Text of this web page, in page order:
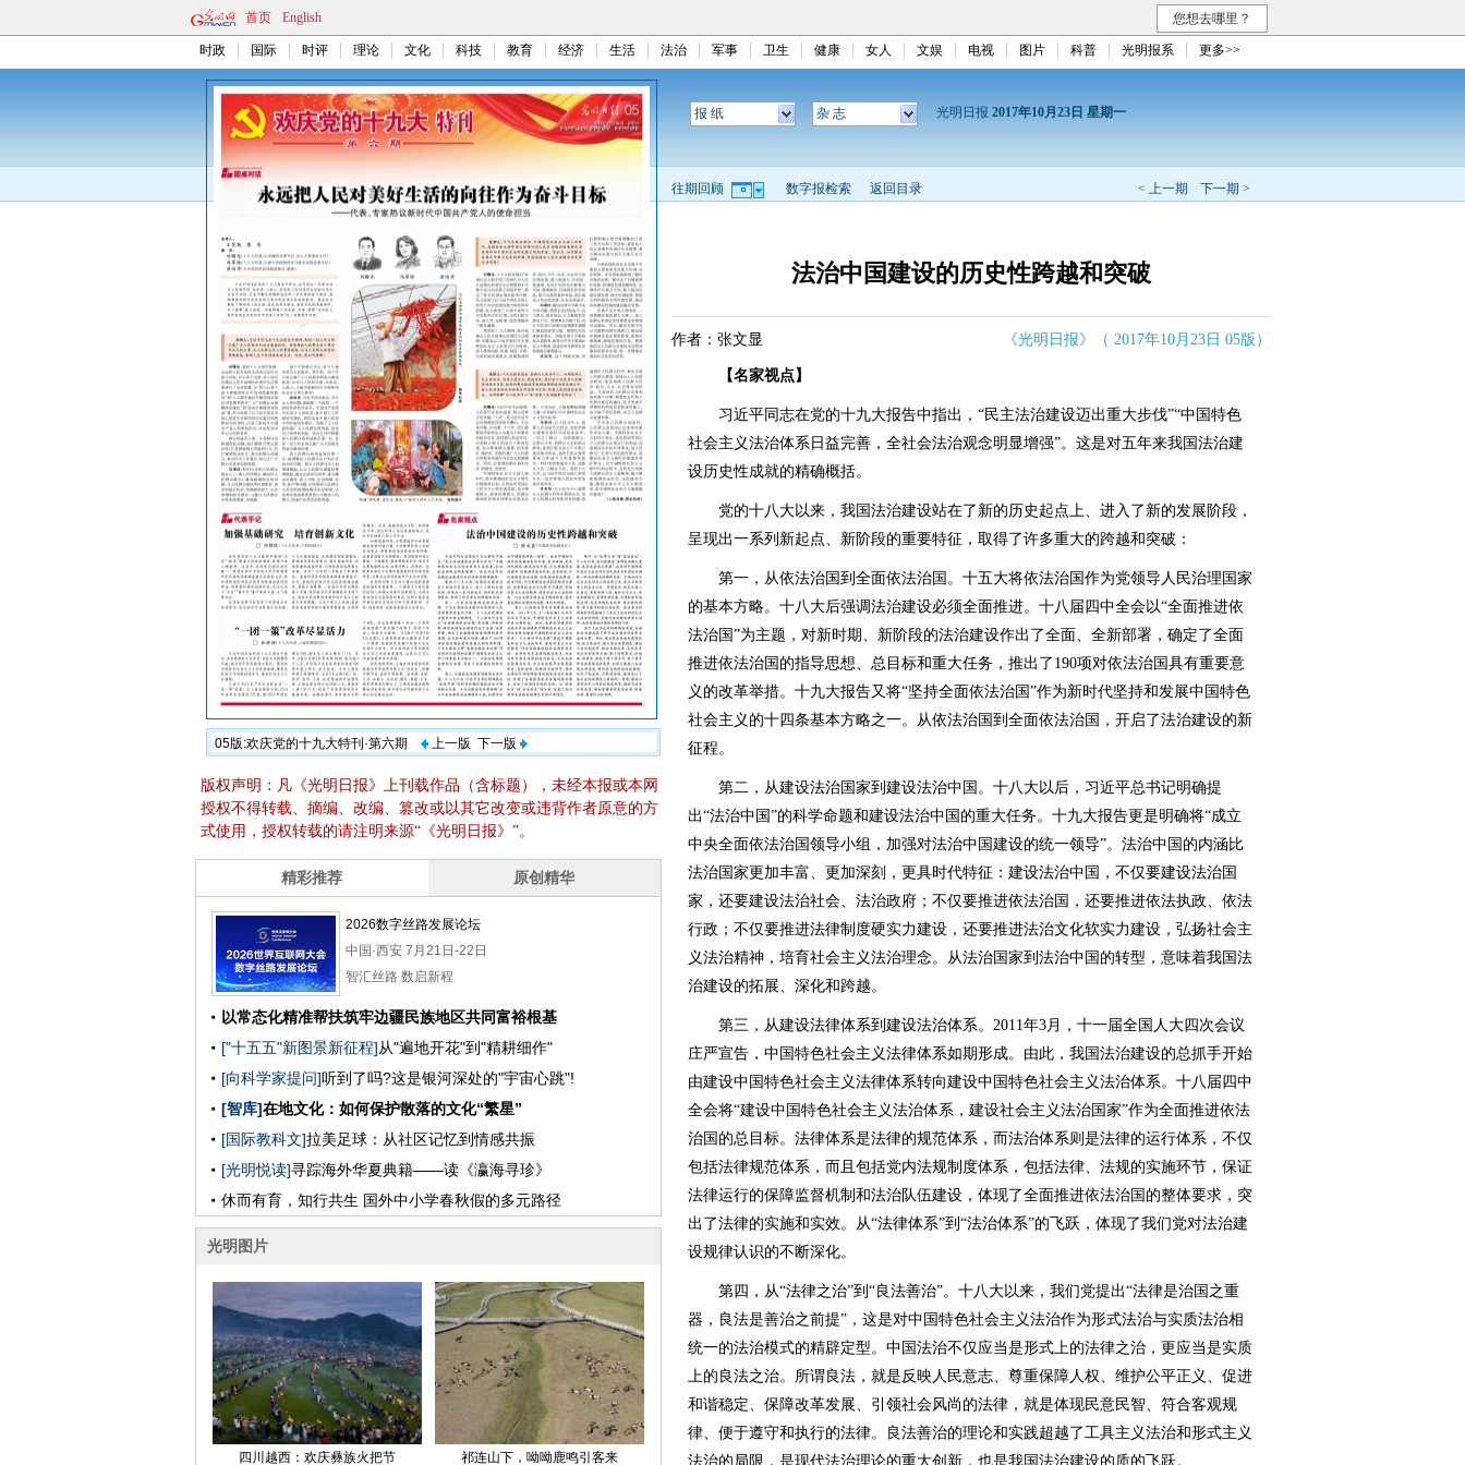
首页 English 您想去哪里？
时政 国际 时评 理论 文化 科技 教育 经济 生活 法治 军事 卫生 健康 女人 文娱 电视 图片 科普 光明报系 更多>>
05版:欢庆党的十九大特刊·第六期 上一版 下一版
版权声明：凡《光明日报》上刊载作品（含标题），未经本报或本网
授权不得转载、摘编、改编、篡改或以其它改变或违背作者原意的方
式使用，授权转载的请注明来源“《光明日报》”。
报 纸 杂 志 光明日报 2017年10月23日 星期一
< 上一期 下一期 >
往期回顾 数字报检索 返回目录
法治中国建设的历史性跨越和突破
作者：张文显 《光明日报》（ 2017年10月23日 05版）
【名家视点】
习近平同志在党的十九大报告中指出，“民主法治建设迈出重大步伐”“中国特色
社会主义法治体系日益完善，全社会法治观念明显增强”。这是对五年来我国法治建
设历史性成就的精确概括。
党的十八大以来，我国法治建设站在了新的历史起点上、进入了新的发展阶段，
呈现出一系列新起点、新阶段的重要特征，取得了许多重大的跨越和突破：
第一，从依法治国到全面依法治国。十五大将依法治国作为党领导人民治理国家
的基本方略。十八大后强调法治建设必须全面推进。十八届四中全会以“全面推进依
法治国”为主题，对新时期、新阶段的法治建设作出了全面、全新部署，确定了全面
推进依法治国的指导思想、总目标和重大任务，推出了190项对依法治国具有重要意
义的改革举措。十九大报告又将“坚持全面依法治国”作为新时代坚持和发展中国特色
社会主义的十四条基本方略之一。从依法治国到全面依法治国，开启了法治建设的新
征程。
第二，从建设法治国家到建设法治中国。十八大以后，习近平总书记明确提
出“法治中国”的科学命题和建设法治中国的重大任务。十九大报告更是明确将“成立
中央全面依法治国领导小组，加强对法治中国建设的统一领导”。法治中国的内涵比
法治国家更加丰富、更加深刻，更具时代特征：建设法治中国，不仅要建设法治国
家，还要建设法治社会、法治政府；不仅要推进依法治国，还要推进依法执政、依法
行政；不仅要推进法律制度硬实力建设，还要推进法治文化软实力建设，弘扬社会主
义法治精神，培育社会主义法治理念。从法治国家到法治中国的转型，意味着我国法
治建设的拓展、深化和跨越。
第三，从建设法律体系到建设法治体系。2011年3月，十一届全国人大四次会议
庄严宣告，中国特色社会主义法律体系如期形成。由此，我国法治建设的总抓手开始
由建设中国特色社会主义法律体系转向建设中国特色社会主义法治体系。十八届四中
全会将“建设中国特色社会主义法治体系，建设社会主义法治国家”作为全面推进依法
治国的总目标。法律体系是法律的规范体系，而法治体系则是法律的运行体系，不仅
包括法律规范体系，而且包括党内法规制度体系，包括法律、法规的实施环节，保证
法律运行的保障监督机制和法治队伍建设，体现了全面推进依法治国的整体要求，突
出了法律的实施和实效。从“法律体系”到“法治体系”的飞跃，体现了我们党对法治建
设规律认识的不断深化。
第四，从“法律之治”到“良法善治”。十八大以来，我们党提出“法律是治国之重
器，良法是善治之前提”，这是对中国特色社会主义法治作为形式法治与实质法治相
统一的法治模式的精辟定型。中国法治不仅应当是形式上的法律之治，更应当是实质
上的良法之治。所谓良法，就是反映人民意志、尊重保障人权、维护公平正义、促进
和谐稳定、保障改革发展、引领社会风尚的法律，就是体现民意民智、符合客观规
律、便于遵守和执行的法律。良法善治的理论和实践超越了工具主义法治和形式主义
法治的局限，是现代法治理论的重大创新，也是我国法治建设的质的飞跃。